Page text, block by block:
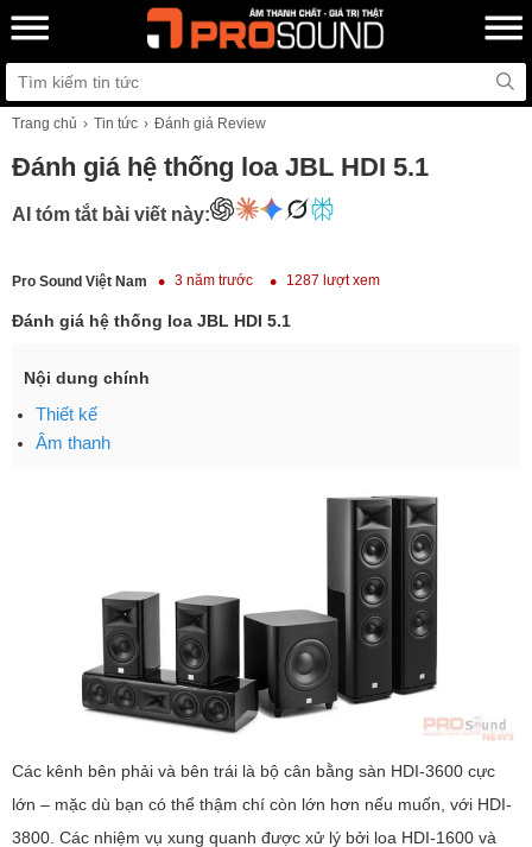
Trang chủ Tin tức Đánh giá Review
Đánh giá hệ thống loa JBL HDI 5.1
AI tóm tắt bài viết này:
Pro Sound Việt Nam 3 năm trước 1287 lượt xem
Đánh giá hệ thống loa JBL HDI 5.1
Nội dung chính
Thiết kế
Âm thanh
Các kênh bên phải và bên trái là bộ cân bằng sàn HDI-3600 cực
lớn – mặc dù bạn có thể thậm chí còn lớn hơn nếu muốn, với HDI-
3800. Các nhiệm vụ xung quanh được xử lý bởi loa HDI-1600 và